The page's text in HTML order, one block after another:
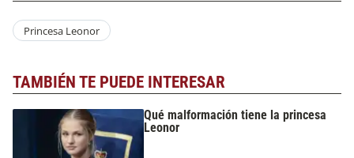
Princesa Leonor
TAMBIÉN TE PUEDE INTERESAR
Qué malformación tiene la princesa
Leonor